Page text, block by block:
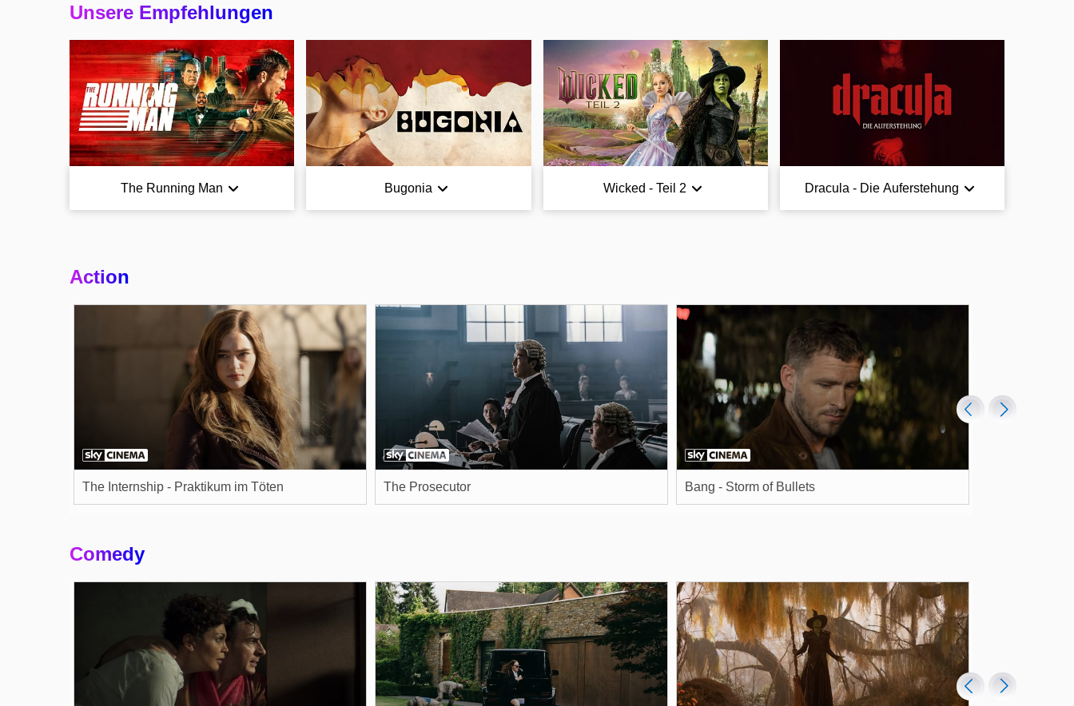
Unsere Empfehlungen
The Running Man Bugonia Wicked - Teil 2 Dracula - Die Auferstehung
Action
The Internship - Praktikum im Töten The Prosecutor Bang - Storm of Bullets
Comedy